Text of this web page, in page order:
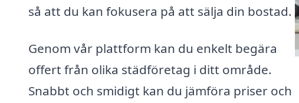
så att du kan fokusera på att sälja din bostad.
Genom vår plattform kan du enkelt begära
offert från olika städföretag i ditt område.
Snabbt och smidigt kan du jämföra priser och